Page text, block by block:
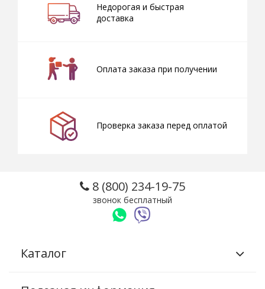
Недорогая и быстрая
доставка
Оплата заказа при получении
Проверка заказа перед оплатой
8 (800) 234-19-75
звонок бесплатный
Каталог